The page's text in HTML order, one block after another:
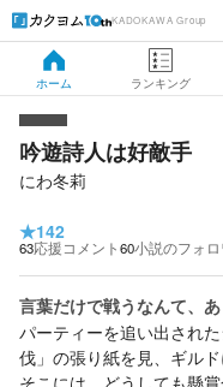
KADOKAWA Group
ホーム ランキング
吟遊詩人は好敵手
にわ冬莉
★142
63応援コメント60小説のフォ
言葉だけで戦うなんて、
パーティーを追い出され
伐」の張り紙を見、ギルド
そこには、どうしても懸